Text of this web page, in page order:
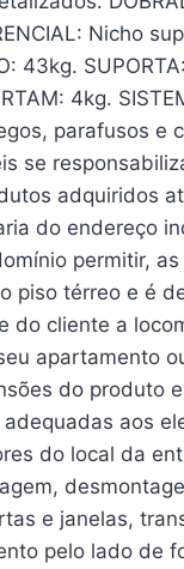
Nicho
43kg.
4kg.
parafusos e
se
adquiridos
do endereço
permitir,
piso térreo e é
do cliente a
apartamento
do produto
aos
do local da
e janelas,
pelo lado de